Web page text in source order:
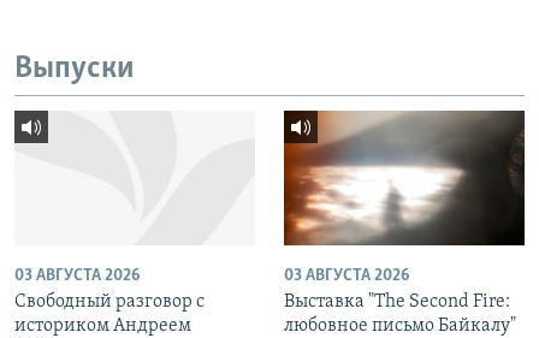
Выпуски
03 АВГУСТА 2026
Свободный разговор с
историком Андреем
03 АВГУСТА 2026
Выставка "The Second Fire:
любовное письмо Байкалу"